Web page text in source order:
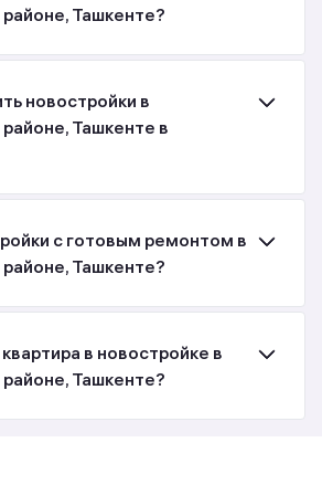
Ташкенте?
новостройки в
Ташкенте в
с готовым ремонтом в
Ташкенте?
в новостройке в
Ташкенте?